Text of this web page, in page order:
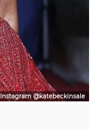
Instagram @katebeckinsale